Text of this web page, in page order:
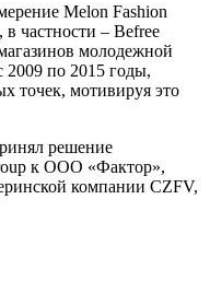
Melon Fashion
частности – Befree
молодежной
по 2015 годы,
точек, мотивируя это
решение
к ООО «Фактор»,
компании CZFV,